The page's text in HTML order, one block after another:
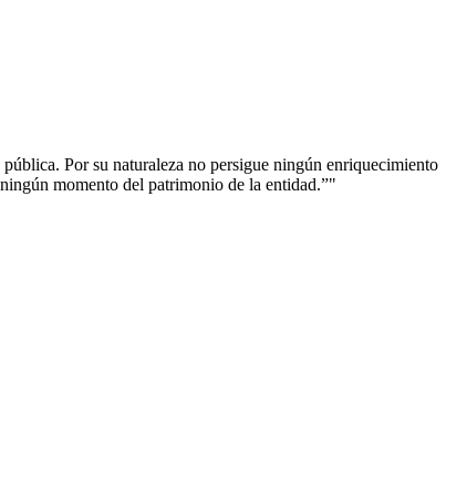
Por su naturaleza no persigue ningún enriquecimiento
momento del patrimonio de la entidad.”"